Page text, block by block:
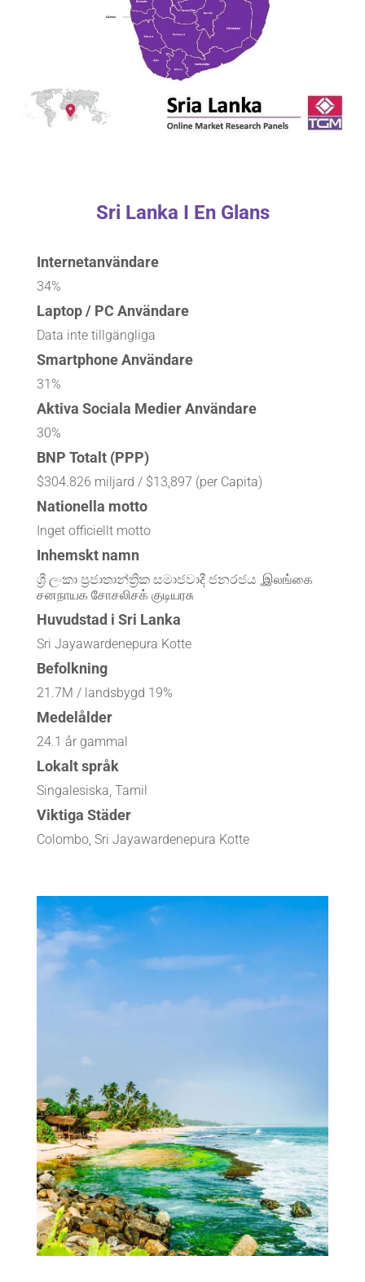
Sri Lanka I En Glans
Internetanvändare
34%
Laptop / PC Användare
Data inte tillgängliga
Smartphone Användare
31%
Aktiva Sociala Medier Användare
30%
BNP Totalt (PPP)
$304.826 miljard / $13,897 (per Capita)
Nationella motto
Inget officiellt motto
Inhemskt namn
ශ්‍රී ලංකා ප්‍රජාතාන්ත්‍රික සමාජවාදී ජනරජය ,இலங்கை
சனநாயக சோசலிசக் குடியரசு
Huvudstad i Sri Lanka
Sri Jayawardenepura Kotte
Befolkning
21.7M / landsbygd 19%
Medelålder
24.1 år gammal
Lokalt språk
Singalesiska, Tamil
Viktiga Städer
Colombo, Sri Jayawardenepura Kotte